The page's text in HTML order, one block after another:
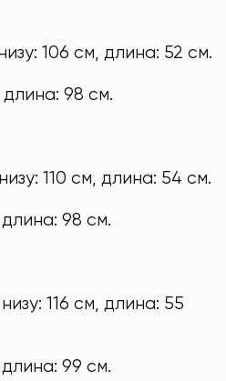
106 см, длина: 52 см.
98 см.
110 см, длина: 54 см.
98 см.
116 см, длина: 55
99 см.